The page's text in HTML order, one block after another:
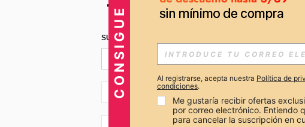
SUSCRÍBETE PARA RECIBIR OFERTAS EXCLUSIVAS,
PE + 51
Al registrarse, acepta nuestra Política de
condiciones.
Me gustaría recibir ofertas
por correo electrónico. Entiendo
para cancelar la suscripción en